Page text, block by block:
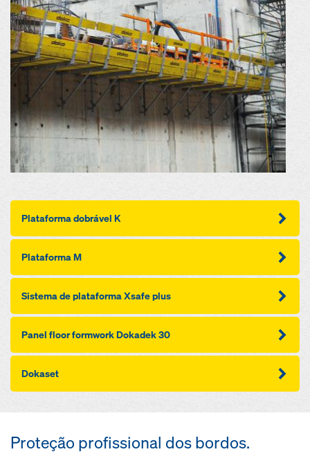
Plataforma dobrável K
Plataforma M
Sistema de plataforma Xsafe plus
Pan­el floor formwork Dokadek 30
Dokaset
Proteção profissional dos bordos.